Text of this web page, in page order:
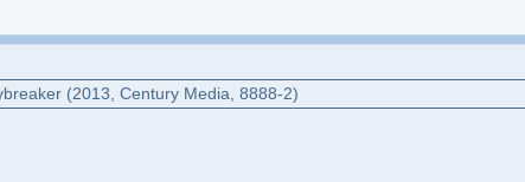
(2013, Century Media, 8888-2)